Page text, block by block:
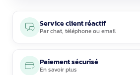
Service client réactif
Parchat, téléphoneouemail
Paiement sécurisé
En savoir plus